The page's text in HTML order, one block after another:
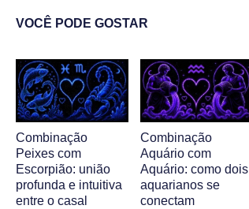
VOCÊ PODE GOSTAR
Combinação
Peixes com
Escorpião: união
profunda e intuitiva
entre o casal
Combinação
Aquário com
Aquário: como dois
aquarianos se
conectam